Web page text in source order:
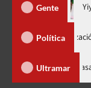
Gente
en nuevo horario
Política
Organización del
Ultramar
celebra 15 años con